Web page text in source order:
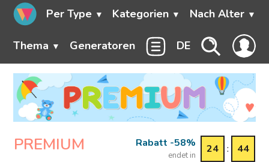
Per Type Kategorien Nach Alter
Thema Generatoren DE
PREMIUM Rabatt -58%
endet in
24 : 44